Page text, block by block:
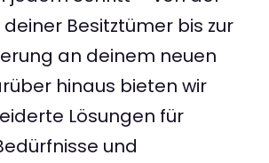
Besitztümer bis zur
an deinem neuen
hinaus bieten wir
Lösungen für
und